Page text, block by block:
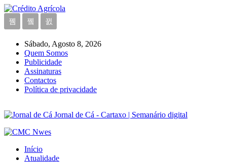
Sábado, Agosto 8, 2026
Quem Somos
Publicidade
Assinaturas
Contactos
Política de privacidade
Jornal de Cá - Cartaxo | Semanário digital
Início
Atualidade